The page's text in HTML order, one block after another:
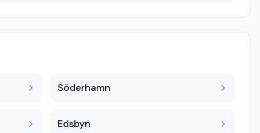
Söderhamn
Edsbyn